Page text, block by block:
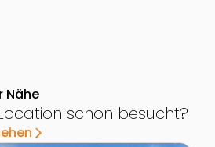
Nähe
schon besucht?
arrow_forward_ios